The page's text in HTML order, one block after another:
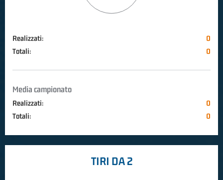
Realizzati:
0
Totali:
0
Media campionato
Realizzati:
0
Totali:
0
TIRI DA 2